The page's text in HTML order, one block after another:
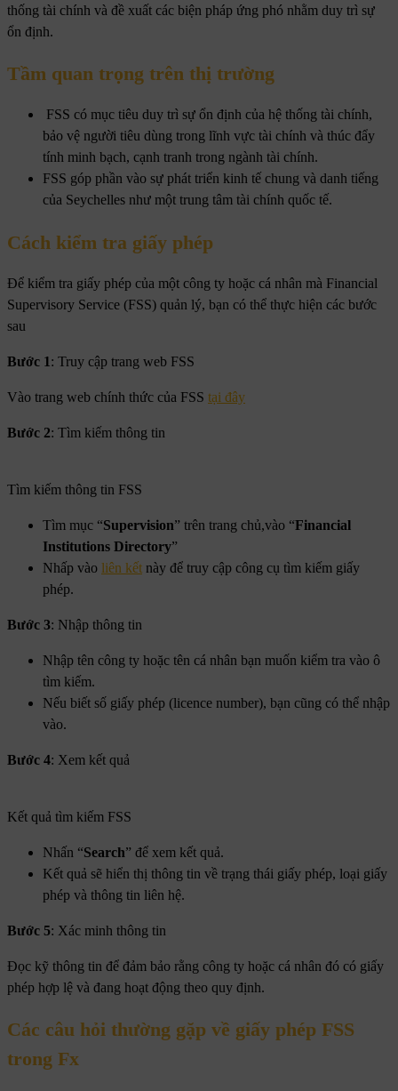
thống tài chính và đề xuất các biện pháp ứng phó nhằm duy trì sự
ổn định.
Tầm quan trọng trên thị trường
FSS có mục tiêu duy trì sự ổn định của hệ thống tài chính,
bảo vệ người tiêu dùng trong lĩnh vực tài chính và thúc đẩy
tính minh bạch, cạnh tranh trong ngành tài chính.
FSS góp phần vào sự phát triển kinh tế chung và danh tiếng
của Seychelles như một trung tâm tài chính quốc tế.
Cách kiểm tra giấy phép
Để kiểm tra giấy phép của một công ty hoặc cá nhân mà Financial
Supervisory Service (FSS) quản lý, bạn có thể thực hiện các bước
sau
Bước 1: Truy cập trang web FSS
Vào trang web chính thức của FSS tại đây
Bước 2: Tìm kiếm thông tin
Tìm kiếm thông tin FSS
Tìm mục “Supervision” trên trang chủ,vào “Financial
Institutions Directory”
Nhấp vào liên kết này để truy cập công cụ tìm kiếm giấy
phép.
Bước 3: Nhập thông tin
Nhập tên công ty hoặc tên cá nhân bạn muốn kiểm tra vào ô
tìm kiếm.
Nếu biết số giấy phép (licence number), bạn cũng có thể nhập
vào.
Bước 4: Xem kết quả
Kết quả tìm kiếm FSS
Nhấn “Search” để xem kết quả.
Kết quả sẽ hiển thị thông tin về trạng thái giấy phép, loại giấy
phép và thông tin liên hệ.
Bước 5: Xác minh thông tin
Đọc kỹ thông tin để đảm bảo rằng công ty hoặc cá nhân đó có giấy
phép hợp lệ và đang hoạt động theo quy định.
Các câu hỏi thường gặp về giấy phép FSS
trong Fx